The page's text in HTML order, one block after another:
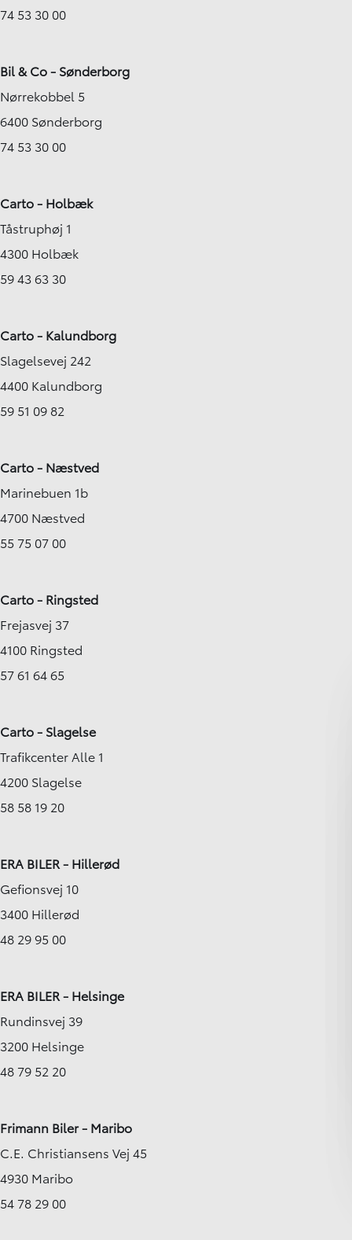
74 53 30 00
Bil & Co - Sønderborg
Nørrekobbel 5
6400 Sønderborg
74 53 30 00
Carto - Holbæk
Tåstruphøj 1
4300 Holbæk
59 43 63 30
Carto - Kalundborg
Slagelsevej 242
4400 Kalundborg
59 51 09 82
Carto - Næstved
Marinebuen 1b
4700 Næstved
55 75 07 00
Carto - Ringsted
Frejasvej 37
4100 Ringsted
57 61 64 65
Carto - Slagelse
Trafikcenter Alle 1
4200 Slagelse
58 58 19 20
ERA BILER - Hillerød
Gefionsvej 10
3400 Hillerød
48 29 95 00
ERA BILER - Helsinge
Rundinsvej 39
3200 Helsinge
48 79 52 20
Frimann Biler - Maribo
C.E. Christiansens Vej 45
4930 Maribo
54 78 29 00